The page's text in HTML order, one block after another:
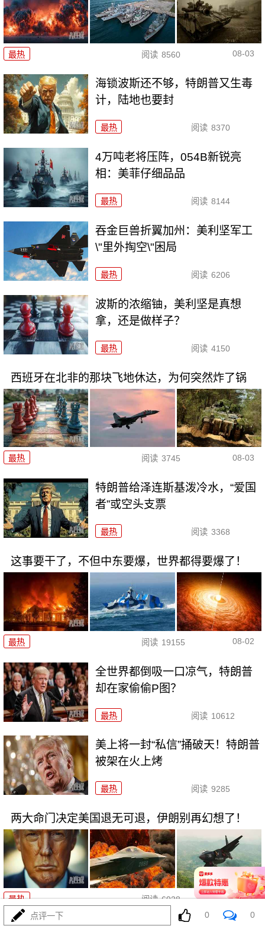
最热 阅读 8560 08-03
海锁波斯还不够，特朗普又生毒
计，陆地也要封
最热 阅读 8370
4万吨老将压阵，054B新锐亮
相：美菲仔细品品
最热 阅读 8144
吞金巨兽折翼加州：美利坚军工
\"里外掏空\"困局
最热 阅读 6206
波斯的浓缩铀，美利坚是真想
拿，还是做样子？
最热 阅读 4150
西班牙在北非的那块飞地休达，为何突然炸了锅
最热 阅读 3745 08-03
特朗普给泽连斯基泼冷水，“爱国
者”或空头支票
最热 阅读 3368
这事要干了，不但中东要爆，世界都得要爆了！
最热 阅读 19155 08-02
全世界都倒吸一口凉气，特朗普
却在家偷偷P图？
最热 阅读 10612
美上将一封“私信”捅破天！特朗普
被架在火上烤
最热 阅读 9285
两大命门决定美国退无可退，伊朗别再幻想了！
最热 阅读 6928 08-02
打伊朗五个月仗，把美军打成了“十口锅九个盖”
点评一下 0 0